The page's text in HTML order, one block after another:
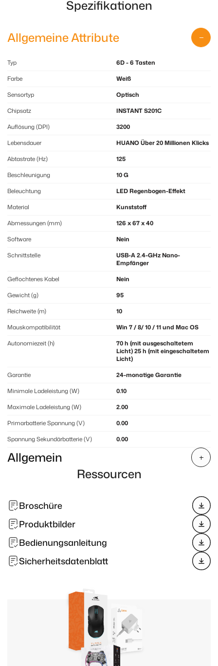
Spezifikationen
Allgemeine Attribute
Typ
6D - 6 Tasten
Farbe
Weiß
Sensortyp
Optisch
Chipsatz
INSTANT S201C
Auflösung (DPI)
3200
Lebensdauer
HUANO Über 20 Millionen Klicks
Abtastrate (Hz)
125
Beschleunigung
10 G
Beleuchtung
LED Regenbogen-Effekt
Material
Kunststoff
Abmessungen (mm)
126 x 67 x 40
Software
Nein
Schnittstelle
USB-A 2.4-GHz Nano-
Empfänger
Geflochtenes Kabel
Nein
Gewicht (g)
95
Reichweite (m)
10
Mauskompatibilität
Win 7 / 8/ 10 / 11 und Mac OS
Autonomiezeit (h)
70 h (mit ausgeschaltetem
Licht) 25 h (mit eingeschaltetem
Licht)
Garantie
24-monatige Garantie
Minimale Ladeleistung (W)
0.10
Maximale Ladeleistung (W)
2.00
Primarbatterie Spannung (V)
0.00
Spannung Sekundärbatterie (V)
0.00
Allgemein
Ressourcen
Broschüre
Produktbilder
Bedienungsanleitung
Sicherheitsdatenblatt